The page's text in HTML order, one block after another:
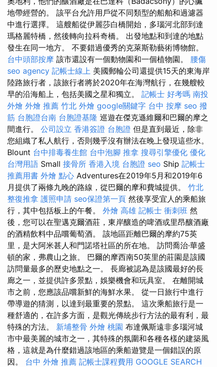
地帶經營的。 該平台允許用戶從不同類型的船舶和過濾器
中進行選擇。 這艘船從伊麗莎白橋開始，多瑙河北部到達
瑪格麗特橋，然後轉向拉科奇橋。 出發地點和到達的地點
發生在同一地方。 不要錯過優秀的克萊斯勒藝術博物館。
台中頭部按摩 該市還設有一個動物園和一個植物園。 腰傷
seo agency 記帳士線上 美國郵輪公司還提供15天的東海岸
陸路旅行者，該旅行者將於2020年在海灣航行，在幾艘較
早的沿海船上，包括美國之星和獨立。 記帳士 好考嗎 南投
外燴 外燴 推薦 竹北 外燴 google關鍵字 台中 按摩 seo 撥
筋 台胞證台南 台胞證基隆 巡遊在傑克遜維爾和巴爾的摩之
間進行。 公司設立 香港簽證 台胞證 但是直到最近，除非
您組織了私人航行，否則幾乎沒有辦法在晚上發現這些水。
Blount 台中排毒養生館 台中泡腳 推拿 搜尋引擎優化 優化
台灣用語 Small 接骨所 香港入境 台胞證 seo Ship 記帳士
推薦用書 外燴 點心 Adventures在2019年5月和2019年6
月提供了兩條九晚的路線，從巴爾的摩和費城提供。 竹北
整復推拿 護照申請 seo保證第一頁 然後享受宜人的乘船旅
行，其中包括板上的午餐。 外燴 高雄 記帳士 衝刺班 然
後，您可以在聖邁克爾酒莊，東岸釀造的啤酒或里昂釀酒廠
的酒精飲料中品嚐葡萄酒。 該地區距離巴爾的摩約75英
里，是大阿米甚人和門諾塔社區的所在地。 訪問喬治·華盛
頓的家，弗農山之旅。 巴爾的摩西南50英里的莊園是該國
訪問量最多的歷史地點之一。 長廊被認為是該國最好的長
廊之一，並提供許多景點，娛樂機會和玩具室。 在離開城
市之前，您應該品嚐新鮮的海鮮水果。 從一日旅行中進行
帶導遊的猜測，以達到最重要的景點。 這次乘船旅行是一
種舒適的，在許多方面，是觀光傳統步行方法的最有利，最
特殊的方法。 新埔整骨 外燴 桃園 布達佩斯遠非多瑙河城
市中最美麗的城市之一，其特殊的氛圍和各種各樣的建築風
格，這就是為什麼錯過該地區的乘船遊覽是一個錯誤的原
因。 台中 外燴 推薦 記帳士課程費用 GOOGLE SEARCH